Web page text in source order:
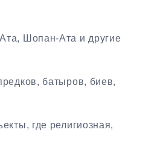
Шопан-Ата и другие
батыров, биев,
где религиозная,